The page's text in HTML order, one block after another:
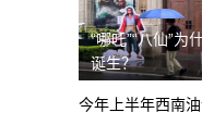
游戏虚假
人生活
4s店擅自
全款购
“哪吒”“八仙”为
诞生？
今年上半年西南